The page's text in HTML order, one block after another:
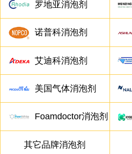
罗地亚消泡剂
诺普科消泡剂
艾迪科消泡剂
美国气体消泡剂
Foamdoctor消泡剂
其它品牌消泡剂